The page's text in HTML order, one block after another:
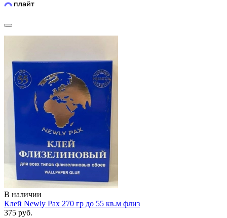
В наличии
Клей Newly Pax 270 гр до 55 кв.м флиз
375 руб.